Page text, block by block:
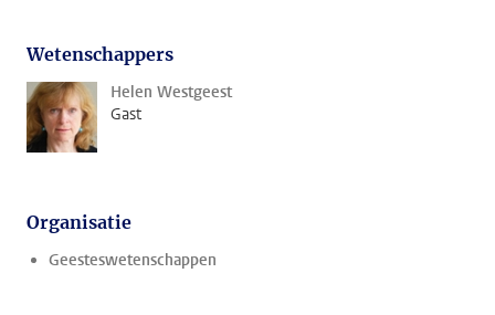
Wetenschappers
Helen Westgeest
Gast
Organisatie
Geesteswetenschappen